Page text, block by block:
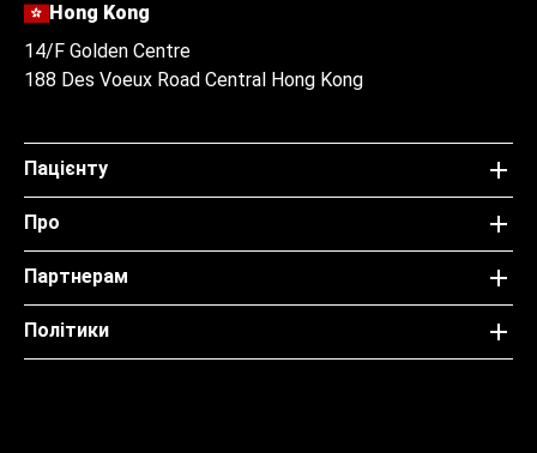
Hong Kong
14/F Golden Centre
188 Des Voeux Road Central Hong Kong
Пацієнту
Про
Партнерам
Політики